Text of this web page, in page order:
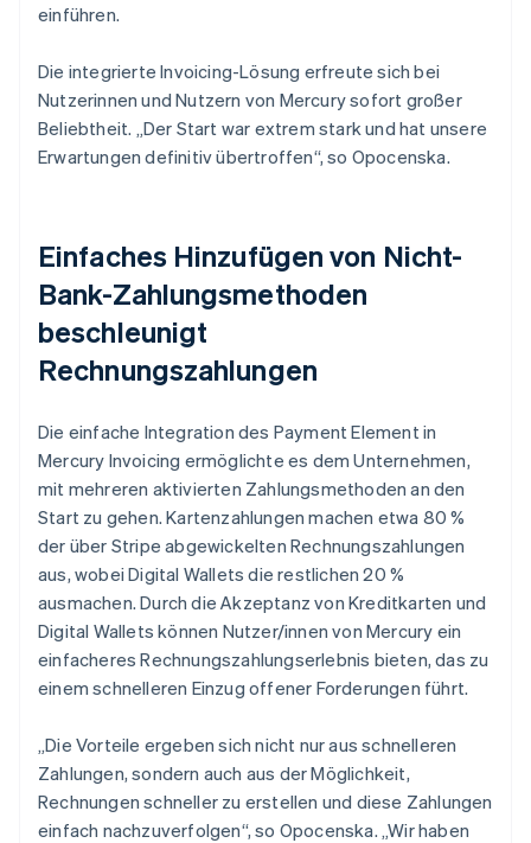
einführen.
Die integrierte Invoicing-Lösung erfreute sich bei
Nutzerinnen und Nutzern von Mercury sofort großer
Beliebtheit. „Der Start war extrem stark und hat unsere
Erwartungen definitiv übertroffen“, so Opocenska.
Einfaches Hinzufügen von Nicht-
Bank-Zahlungsmethoden
beschleunigt
Rechnungszahlungen
Die einfache Integration des Payment Element in
Mercury Invoicing ermöglichte es dem Unternehmen,
mit mehreren aktivierten Zahlungsmethoden an den
Start zu gehen. Kartenzahlungen machen etwa 80 %
der über Stripe abgewickelten Rechnungszahlungen
aus, wobei Digital Wallets die restlichen 20 %
ausmachen. Durch die Akzeptanz von Kreditkarten und
Digital Wallets können Nutzer/innen von Mercury ein
einfacheres Rechnungszahlungserlebnis bieten, das zu
einem schnelleren Einzug offener Forderungen führt.
„Die Vorteile ergeben sich nicht nur aus schnelleren
Zahlungen, sondern auch aus der Möglichkeit,
Rechnungen schneller zu erstellen und diese Zahlungen
einfach nachzuverfolgen“, so Opocenska. „Wir haben